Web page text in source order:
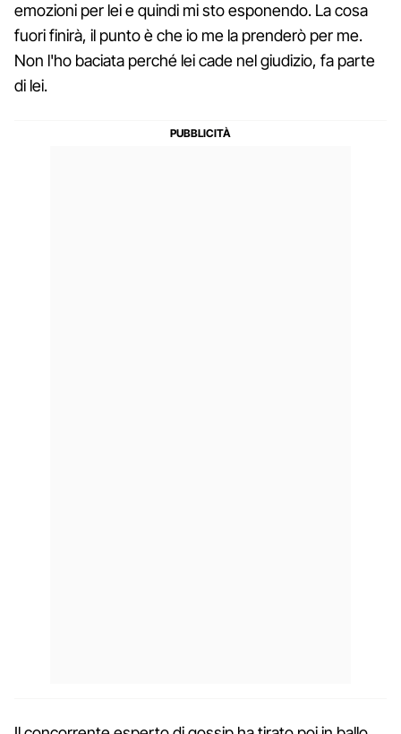
emozioni per lei e quindi mi sto esponendo. La cosa
fuori finirà, il punto è che io me la prenderò per me.
Non l'ho baciata perché lei cade nel giudizio, fa parte
di lei.